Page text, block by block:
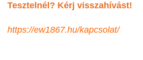
Tesztelnél? Kérj visszahívást!
https://ew1867.hu/kapcsolat/